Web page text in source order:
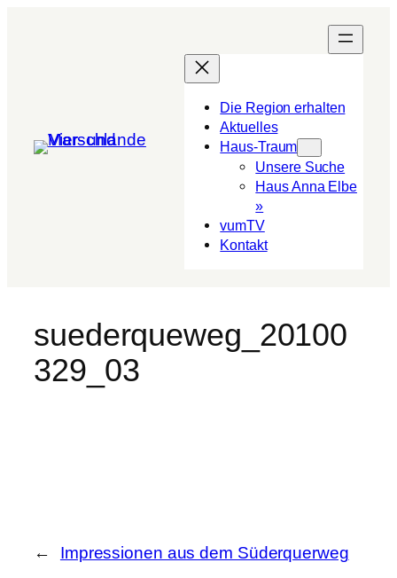
Die Region erhalten
Aktuelles
Haus-Traum
Unsere Suche
Haus Anna Elbe
»
vumTV
Kon­takt
suederqueweg_20100
329_03
← Impressionen aus dem Süderquerweg